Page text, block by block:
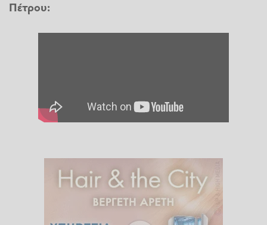
Πέτρου: